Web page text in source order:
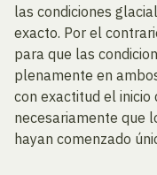
las condiciones
exacto. Por el
para que las
plenamente en
con exactitud el
necesariamente que
hayan comenzado